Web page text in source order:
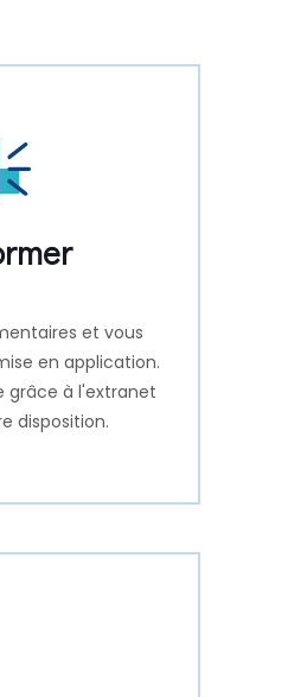
et vous
en application.
grâce à l'extranet
disposition.